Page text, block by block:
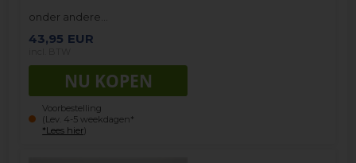
onder andere…
43,95 EUR
Voorbestelling
(Lev. 4-5 weekdagen*
*Lees hier)